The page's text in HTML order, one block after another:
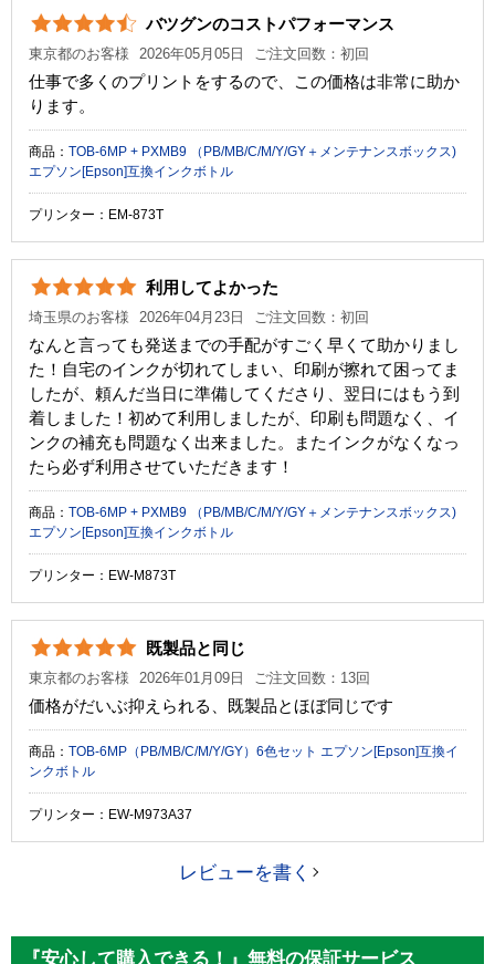
顔料・染料 染料
ICチップ なし
製品タイプ
バツグンのコストパフォーマンス
東京都のお客様 2026年05月05日 ご注文回数：初回
仕事で多くのプリントをするので、この価格は非常に助か
ります。
商品： TOB-6MP + PXMB9 （PB/MB/C/M/Y/GY＋メンテナンスボックス)
エプソン[Epson]互換インクボトル
プリンター：EM-873T
利用してよかった
埼玉県のお客様 2026年04月23日 ご注文回数：初回
なんと言っても発送までの手配がすごく早くて助かりまし
た！自宅のインクが切れてしまい、印刷が擦れて困ってま
したが、頼んだ当日に準備してくださり、翌日にはもう到
着しました！初めて利用しましたが、印刷も問題なく、イ
ンクの補充も問題なく出来ました。またインクがなくなっ
たら必ず利用させていただきます！
商品： TOB-6MP + PXMB9 （PB/MB/C/M/Y/GY＋メンテナンスボックス)
エプソン[Epson]互換インクボトル
プリンター：EW-M873T
既製品と同じ
東京都のお客様 2026年01月09日 ご注文回数：13回
価格がだいぶ抑えられる、既製品とほぼ同じです
商品： TOB-6MP（PB/MB/C/M/Y/GY）6色セット エプソン[Epson]互換イ
ンクボトル
プリンター：EW-M973A37
レビューを書く
『安心して購入できる！』無料の保証サービス